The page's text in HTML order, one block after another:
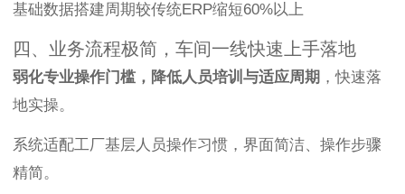
基础数据搭建周期较传统ERP缩短60%以上
四、业务流程极简，车间一线快速上手落地
弱化专业操作门槛，降低人员培训与适应周期 ，快速落
地实操。
系统适配工厂基层人员操作习惯，界面简洁、操作步骤
精简。